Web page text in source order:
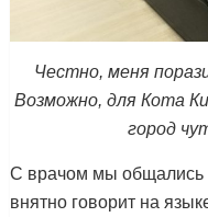
Честно, меня
Возможно, для Кота
город
С врачом мы общались
внятно говорит на